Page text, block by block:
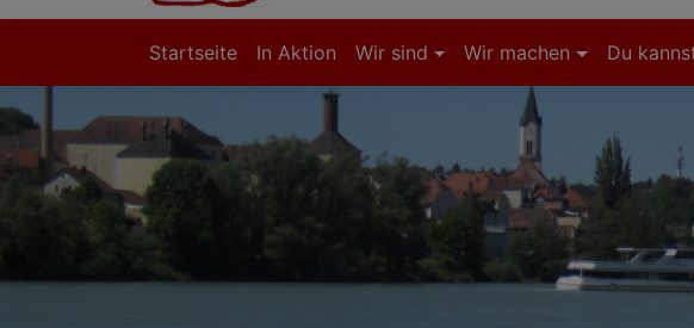
Hauptnavigation
Startseite In Aktion Wir sind Wir machen Du